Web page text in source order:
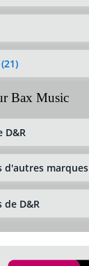
Bax Music
D&R
d'autres marques
D&R